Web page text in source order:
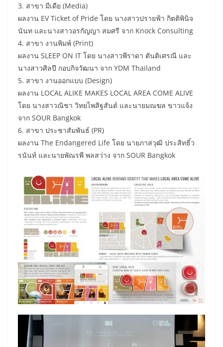
3. สาขา มีเดีย (Media)
ผลงาน EV Ticket of Pride โดย นางสาวปรายฟ้า กิตติพินิจ
นันท และนางสาวอรกัญญา สมศรี จาก Knock Consulting
4. สาขา งานพิมพ์ (Print)
ผลงาน SLEEP ON IT โดย นางสาวพีราดา ตันติเศรณี และ
นางสาวศิลปี กอบกิจวัฒนา จาก YDM Thailand
5. สาขา งานออกแบบ (Design)
ผลงาน LOCAL ALIKE MAKES LOCAL AREA COME ALIVE
โดย นางสาวณิชา วิทยไพสิฐสันต์ และนายมณฆล ขาวแจ้ง
จาก SOUR Bangkok
6. สาขา ประชาสัมพันธ์ (PR)
ผลงาน The Endangered Life โดย นายภาสวุฒิ ประสิทธิ์ว
รนันท์ และนายพัณรพี พลสว่าง จาก SOUR Bangkok